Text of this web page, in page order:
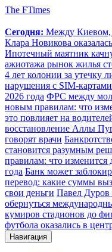
The FTimes
Сегодня: Между Киевом,
Клара Новикова
Ипотечный маятник
ажиотажа рынок жилья
4 лет колонии за утечку
нарушения с SIM-
2026 года ФРС между
новым правилам: что
это повлияет на
восстановление Аллы
говорят врачи
становится разумным
правилам: что изменится
года Банк может
перевод: какие суммы
свои деньги Павел Дуров
обернуться
кумиров стадионов до
футбола оказались в
Навигация